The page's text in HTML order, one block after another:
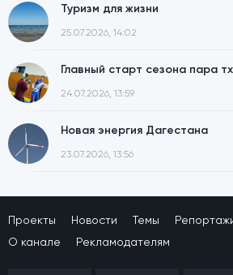
Туризм для жизни
25.07.2026, 14:02
Главный старт сезона пара
24.07.2026, 13:59
Новая энергия Дагестана
23.07.2026, 13:56
Проекты Новости Темы
О канале
Рекламодателям